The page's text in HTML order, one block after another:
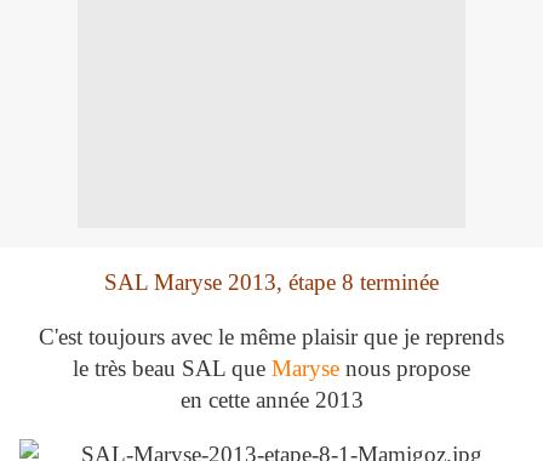
SAL Maryse 2013, étape 8 terminée
C'est toujours avec le même plaisir que je reprends
le très beau SAL que Maryse nous propose
en cette année 2013